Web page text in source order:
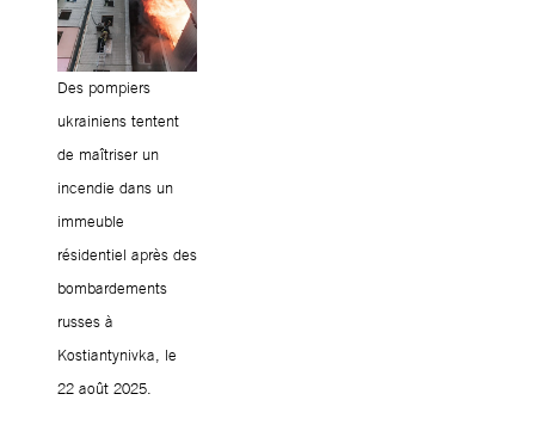
Des pompiers
ukrainiens tentent
de maîtriser un
incendie dans un
immeuble
résidentiel après des
bombardements
russes à
Kostiantynivka, le
22 août 2025.